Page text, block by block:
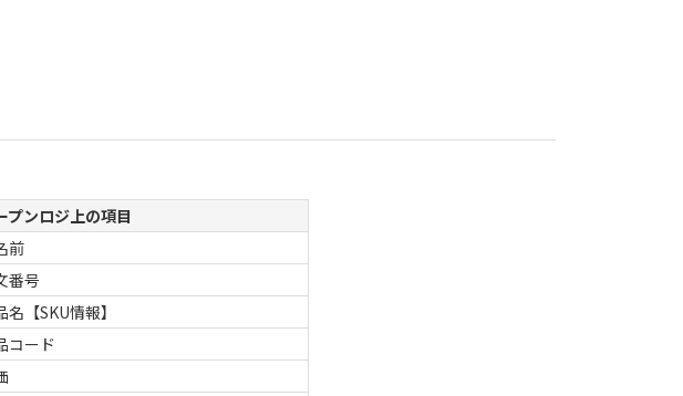
プンロジ上の項目
前
番号
名【SKU情報】
コード